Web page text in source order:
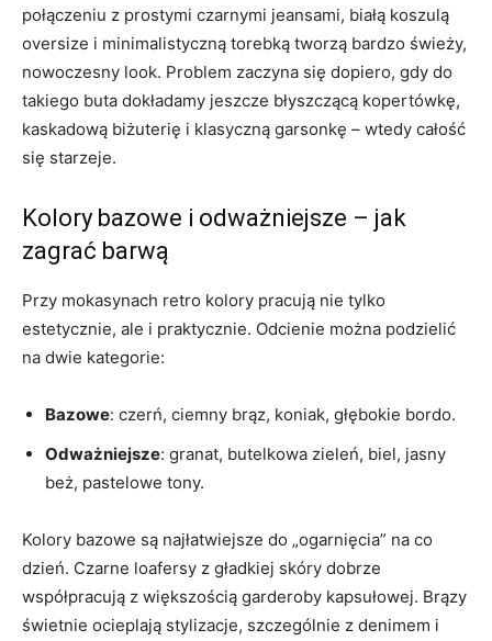
połączeniu z prostymi czarnymi jeansami, białą koszulą
oversize i minimalistyczną torebką tworzą bardzo świeży,
nowoczesny look. Problem zaczyna się dopiero, gdy do
takiego buta dokładamy jeszcze błyszczącą kopertówkę,
kaskadową biżuterię i klasyczną garsonkę – wtedy całość
się starzeje.
Kolory bazowe i odważniejsze – jak
zagrać barwą
Przy mokasynach retro kolory pracują nie tylko
estetycznie, ale i praktycznie. Odcienie można podzielić
na dwie kategorie:
Bazowe: czerń, ciemny brąz, koniak, głębokie bordo.
Odważniejsze: granat, butelkowa zieleń, biel, jasny
beż, pastelowe tony.
Kolory bazowe są najłatwiejsze do „ogarnięcia” na co
dzień. Czarne loafersy z gładkiej skóry dobrze
współpracują z większością garderoby kapsułowej. Brązy
świetnie ocieplają stylizacje, szczególnie z denimem i